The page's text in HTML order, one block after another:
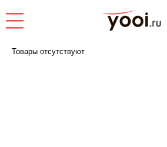
Товары отсутствуют